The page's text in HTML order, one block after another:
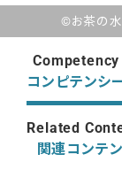
©お茶の
Competency
コンピテンシ
Related
関連コンテ